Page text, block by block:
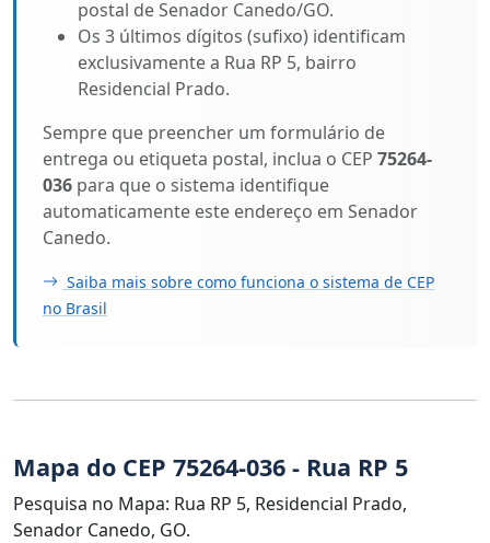
postal de Senador Canedo/GO.
Os 3 últimos dígitos (sufixo) identificam
exclusivamente a Rua RP 5, bairro
Residencial Prado.
Sempre que preencher um formulário de
entrega ou etiqueta postal, inclua o CEP 75264-
036 para que o sistema identifique
automaticamente este endereço em Senador
Canedo.
Saiba mais sobre como funciona o sistema de CEP
no Brasil
Mapa do CEP 75264-036 - Rua RP 5
Pesquisa no Mapa: Rua RP 5, Residencial Prado,
Senador Canedo, GO.